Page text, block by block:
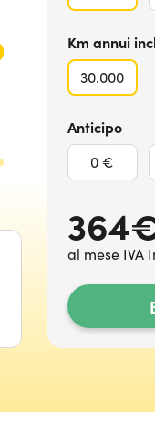
Km annui
30.000
Anticipo
0 €
364
al mese IVA